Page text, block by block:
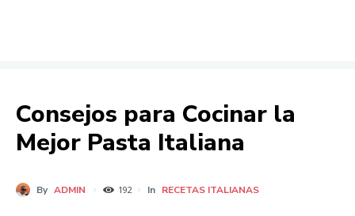
Consejos para Cocinar la
Mejor Pasta Italiana
By ADMIN 192 In RECETAS ITALIANAS